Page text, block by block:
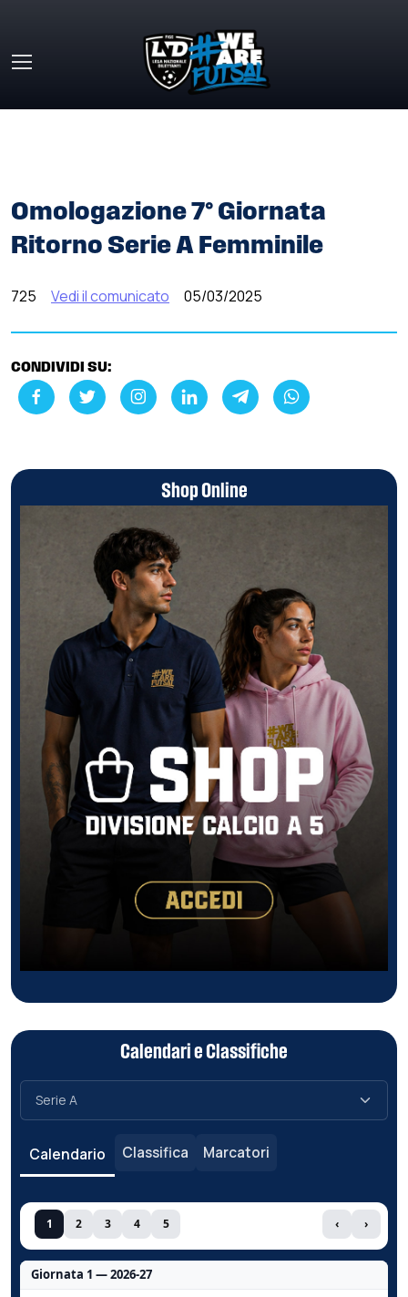
Omologazione 7° Giornata
Ritorno Serie A Femminile
725 Vedi il comunicato 05/03/2025
CONDIVIDI SU:
Shop Online
Calendari e Classifiche
Calendario Classifica Marcatori
1 2 3 4 5 ‹ ›
Giornata 1 — 2026-27